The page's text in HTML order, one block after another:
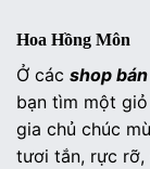
Hoa Hồng Môn
Ở các shop
bạn tìm một
gia chủ chúc
tươi tắn, rực rỡ,